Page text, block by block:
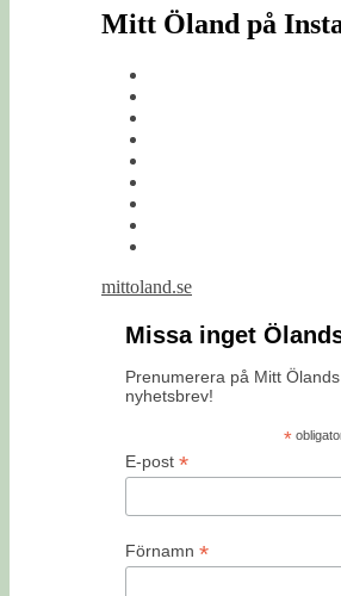
Mitt Öland på
mittoland.se
Missa inget
Prenumerera på Mitt Ölands
nyhetsbrev!
*
E-post *
Förnamn *